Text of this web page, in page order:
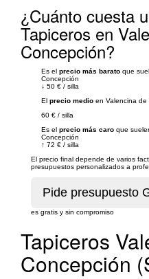
¿Cuánto cuesta
Tapiceros en
Concepción?
Es el precio más barato que
Concepción
↓ 50 € / silla
El precio medio en Valencina de
60 € / silla
Es el precio más caro que
Concepción
↑ 72 € / silla
El precio final depende de varios
presupuestos personalizados a
es gratis y sin compromiso
Tapiceros
Concepción